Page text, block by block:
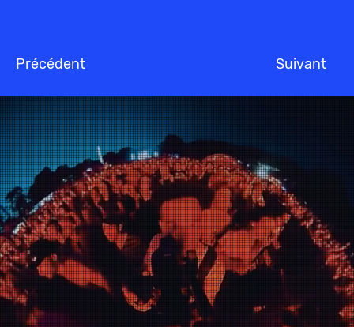
Précédent Suivant